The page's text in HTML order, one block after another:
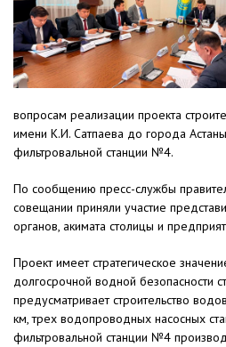
вопросам реализации проекта
имени К.И. Сатпаева до города
фильтровальной станции №4.
По сообщению пресс-службы
совещании приняли участие
органов, акимата столицы и
Проект имеет стратегическое
долгосрочной водной безопасности
предусматривает строительство
км, трех водопроводных насосных
фильтровальной станции №4